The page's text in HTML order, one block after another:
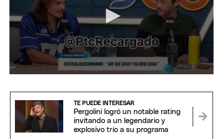
of
minute,
seconds
TE PUEDE INTERESAR
Pergolini logró un notable rating
invitando a un legendario y
explosivo trío a su programa